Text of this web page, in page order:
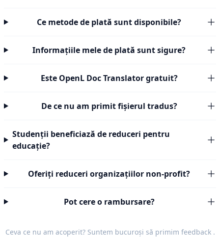
Ce metode de plată sunt disponibile?
Informațiile mele de plată sunt sigure?
Este OpenL Doc Translator gratuit?
De ce nu am primit fișierul tradus?
Studenții beneficiază de reduceri pentru
educație?
Oferiți reduceri organizațiilor non-profit?
Pot cere o rambursare?
Ceva ce nu am acoperit? Suntem bucuroși să primim feedback.